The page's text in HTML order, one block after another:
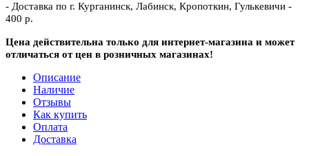
- Доставка по г. Курганинск, Лабинск, Кропоткин, Гулькевичи -
400 р.
Цена действительна только для интернет-магазина и может
отличаться от цен в розничных магазинах!
Описание
Наличие
Отзывы
Как купить
Оплата
Доставка